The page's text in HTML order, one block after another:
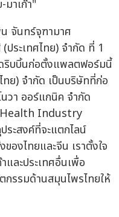
จันทร์จุฑามาศ
ระเทศไทย) จำกัด ที่ 1
ริบบิ้นก่อตั้งแพลตฟอร์มนี้
ทย) จำกัด เป็นบริษัทที่ก่อ
วา ออร์แกนิค จำกัด
Health Industry
ระสงค์ที่จะแตกไลน์
งไทยและจีน เราตั้งใจ
และประเทศอื่นเพื่อ
กรรมด้านสมุนไพรไทยให้